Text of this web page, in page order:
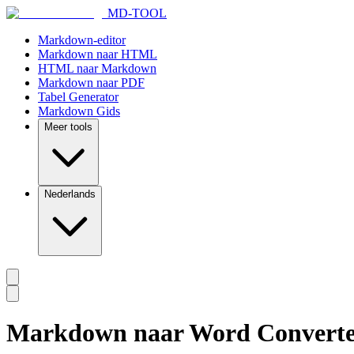
MD-TOOL
Markdown-editor
Markdown naar HTML
HTML naar Markdown
Markdown naar PDF
Tabel Generator
Markdown Gids
Meer tools
Nederlands
Markdown naar Word